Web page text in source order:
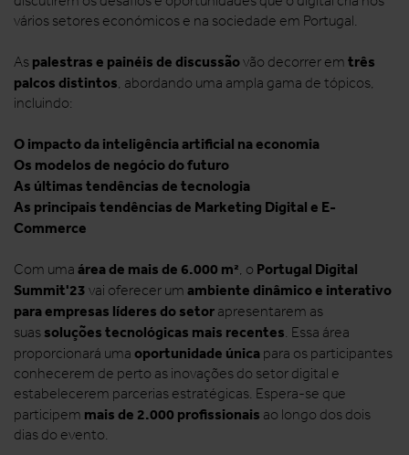
vários setores económicos e na sociedade em Portugal.
As palestras e painéis de discussãovão decorrer em três
palcos distintos, abordando uma ampla gama de tópicos,
incluindo:
O impacto da inteligência artificial na economia
Os modelos de negócio do futuro
As últimas tendências de tecnologia
As principais tendências de Marketing Digital e E-
Commerce
Com uma área de mais de 6.000 m², o Portugal Digital
Summit'23 vai oferecer um ambiente dinâmico e interativo
para empresas líderes do setor apresentarem as
suas soluções tecnológicas mais recentes. Essa área
proporcionará uma oportunidade única para os participantes
conhecerem de perto as inovações do setor digital e
estabelecerem parcerias estratégicas. Espera-se que
participem mais de 2.000 profissionais ao longo dos dois
dias do evento.